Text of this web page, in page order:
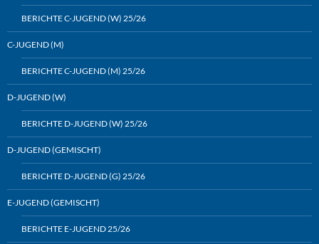
BERICHTE C-JUGEND (W) 25/26
C-JUGEND (M)
BERICHTE C-JUGEND (M) 25/26
D-JUGEND (W)
BERICHTE D-JUGEND (W) 25/26
D-JUGEND (GEMISCHT)
BERICHTE D-JUGEND (G) 25/26
E-JUGEND (GEMISCHT)
BERICHTE E-JUGEND 25/26